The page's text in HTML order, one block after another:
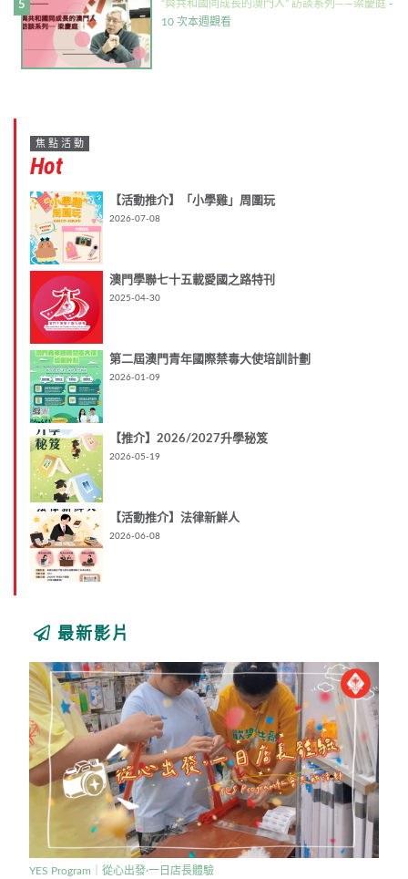
“與共和國同成長的澳門人” 訪談系列——梁慶庭 -
10 次本週觀看
焦點活動
Hot
【活動推介】「小學雞」周圍玩
2026-07-08
澳門學聯七十五載愛國之路特刊
2025-04-30
第二屆澳門青年國際禁毒大使培訓計劃
2026-01-09
【推介】2026/2027升學秘笈
2026-05-19
【活動推介】法律新鮮人
2026-06-08
最新影片
YES Program｜從心出發·一日店長體驗